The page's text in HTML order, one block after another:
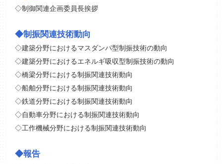
◇制御関連企画委員長挨拶
◆制振関連技術動向
◇建築分野におけるマスダンパ型制振技術の動向
◇建築分野におけるエネルギ吸収型制振技術の動向
◇橋梁分野における制振関連技術動向
◇船舶分野における制振関連技術動向
◇鉄道分野における制振関連技術動向
◇自動車分野における制振関連技術動向
◇工作機械分野における制振関連技術動向
◆報告